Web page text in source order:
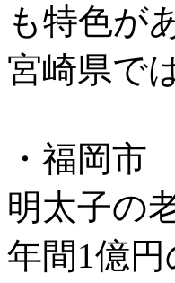
も特色が
宮崎県で
・福岡市
明太子の
年間1億